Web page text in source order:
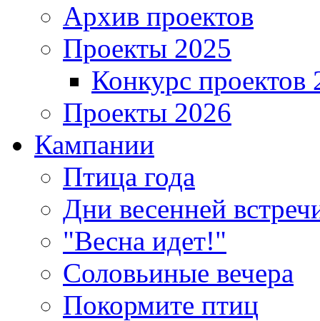
Архив проектов
Проекты 2025
Конкурс проектов
Проекты 2026
Кампании
Птица года
Дни весенней
"Весна идет!"
Соловьиные вечера
Покормите птиц